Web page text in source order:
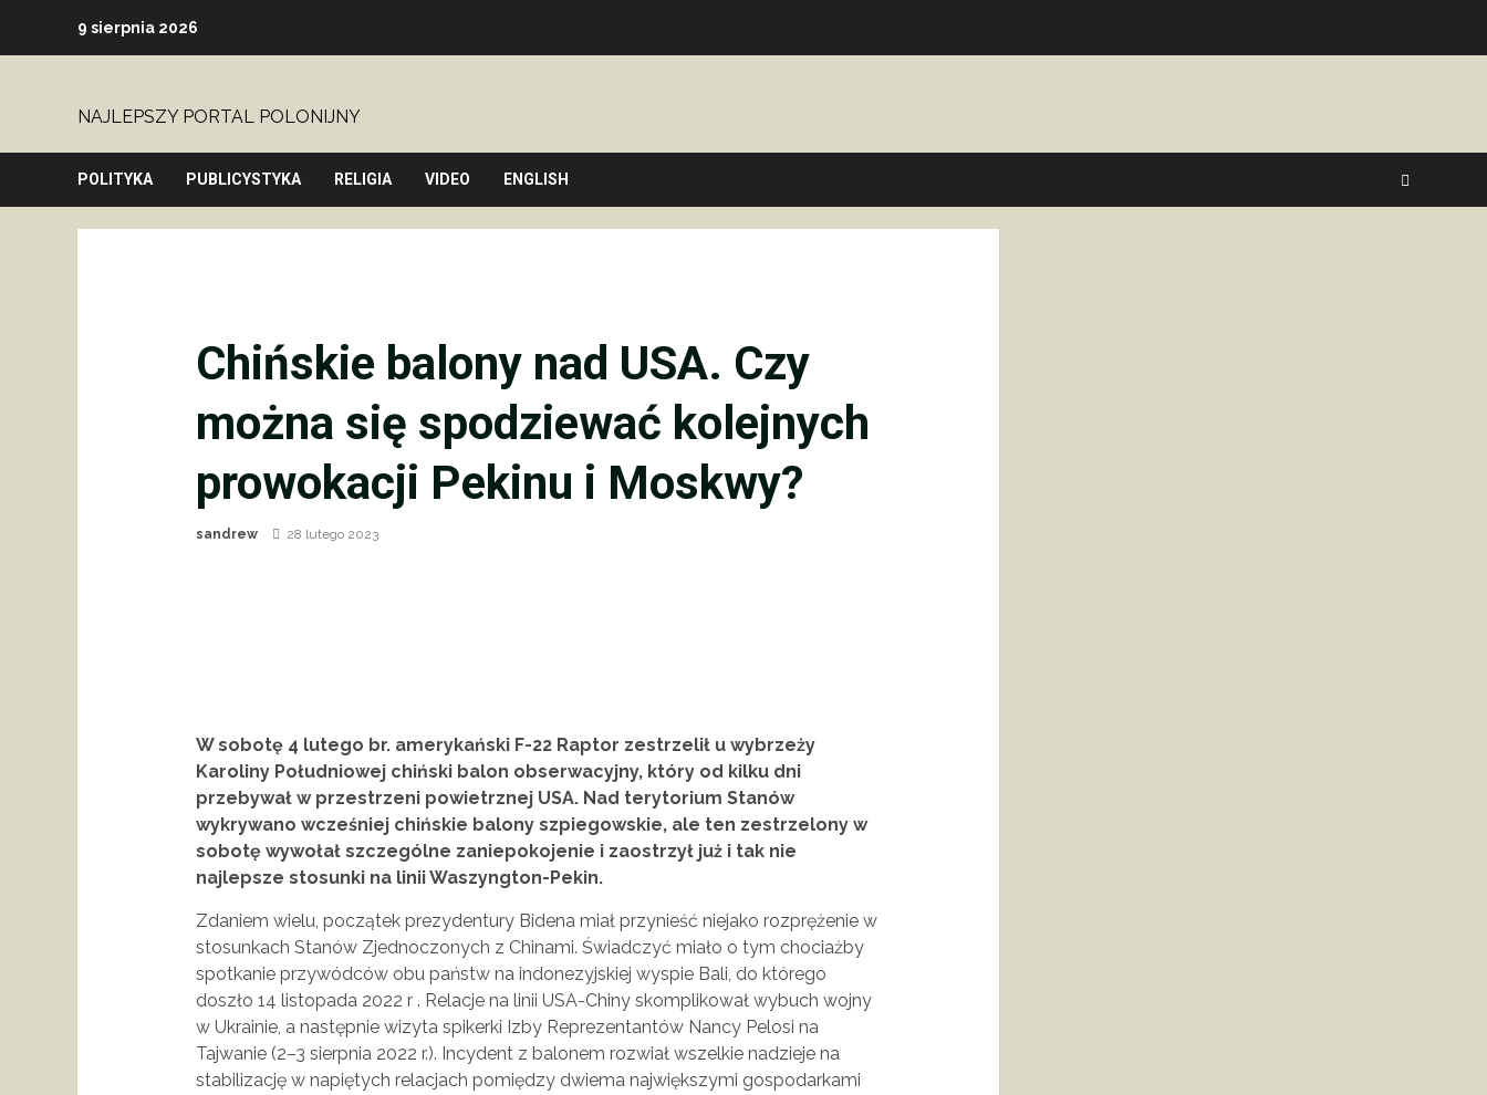
9 sierpnia 2026
NAJLEPSZY PORTAL POLONIJNY
POLITYKA PUBLICYSTYKA RELIGIA VIDEO ENGLISH
Chińskie balony nad USA. Czy
można się spodziewać kolejnych
prowokacji Pekinu i Moskwy?
sandrew 28 lutego 2023
W sobotę 4 lutego br. amerykański F-22 Raptor zestrzelił u wybrzeży
Karoliny Południowej chiński balon obserwacyjny, który od kilku dni
przebywał w przestrzeni powietrznej USA. Nad terytorium Stanów
wykrywano wcześniej chińskie balony szpiegowskie, ale ten zestrzelony w
sobotę wywołał szczególne zaniepokojenie i zaostrzył już i tak nie
najlepsze stosunki na linii Waszyngton-Pekin.
Zdaniem wielu, początek prezydentury Bidena miał przynieść niejako rozprężenie w
stosunkach Stanów Zjednoczonych z Chinami. Świadczyć miało o tym chociażby
spotkanie przywódców obu państw na indonezyjskiej wyspie Bali, do którego
doszło 14 listopada 2022 r . Relacje na linii USA-Chiny skomplikował wybuch wojny
w Ukrainie, a następnie wizyta spikerki Izby Reprezentantów Nancy Pelosi na
Tajwanie (2–3 sierpnia 2022 r.). Incydent z balonem rozwiał wszelkie nadzieje na
stabilizację w napiętych relacjach pomiędzy dwiema największymi gospodarkami